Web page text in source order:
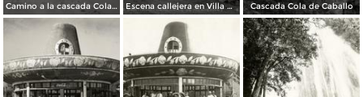
Camino a la cascada Cola de Caballo Escena callejera en Villa de Santiago.. Cascada Cola de Caballo